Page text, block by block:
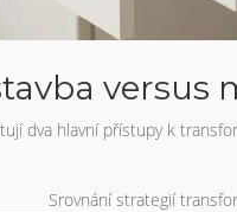
versus
dva hlavní přístupy k
Srovnání strategií